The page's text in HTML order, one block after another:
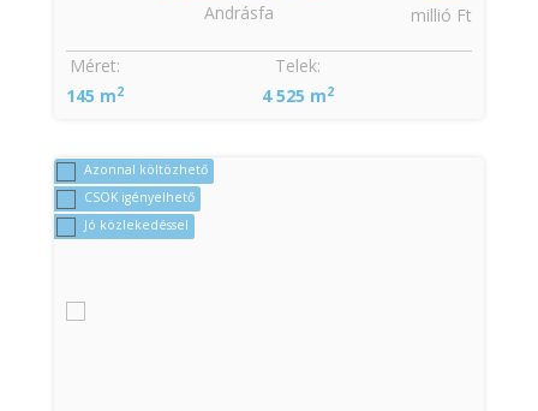
millió Ft
Andrásfa
Méret:
145 m2
Telek:
4 525 m2
Azonnal költözhető
CSOK igényelhető
Jó közlekedéssel